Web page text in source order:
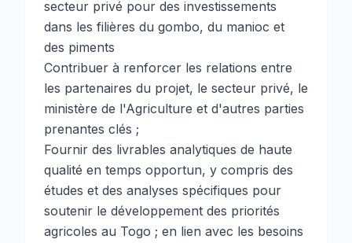
secteur privé pour des investissements
dans les filières du gombo, du manioc et
des piments
Contribuer à renforcer les relations entre
les partenaires du projet, le secteur privé, le
ministère de l'Agriculture et d'autres parties
prenantes clés ;
Fournir des livrables analytiques de haute
qualité en temps opportun, y compris des
études et des analyses spécifiques pour
soutenir le développement des priorités
agricoles au Togo ; en lien avec les besoins